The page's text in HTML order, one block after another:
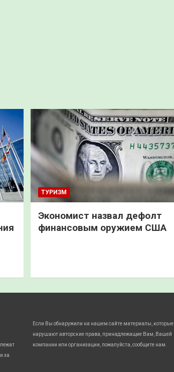
ТУРИЗМ
Экономист назвал дефолт
финансовым оружием США
за
Если Вы обнаружили на нашем сайте материалы, которые
нарушают авторские права, принадлежащие Вам, Вашей
компании или организации, пожалуйста, сообщите нам.